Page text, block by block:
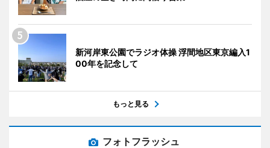
新河岸東公園でラジオ体操 浮間地区東京編入1
00年を記念して
もっと見る
フォトフラッシュ